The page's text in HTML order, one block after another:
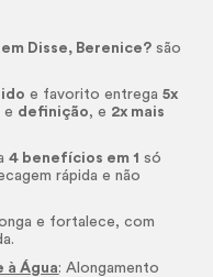
Disse, Berenice? são
e favorito entrega5x
e definição, e 2x mais
4 benefícios em 1 só
rápida e não
e fortalece, com
à Água: Alongamento